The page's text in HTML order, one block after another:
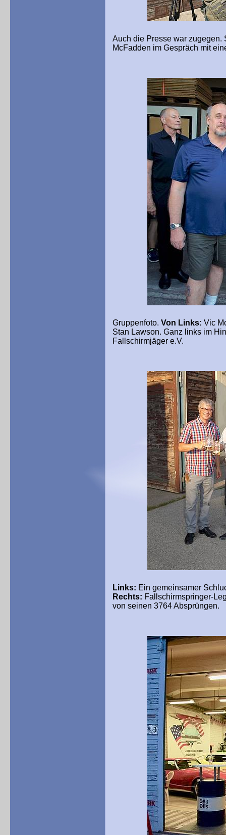
Auch die Presse war zugegen.
McFadden im Gespräch mit
Gruppenfoto. Von Links: Vic
Stan Lawson. Ganz links im
Fallschirmjäger e.V.
Links: Ein gemeinsamer
Rechts: Fallschirmspringer-
von seinen 3764 Absprüngen.